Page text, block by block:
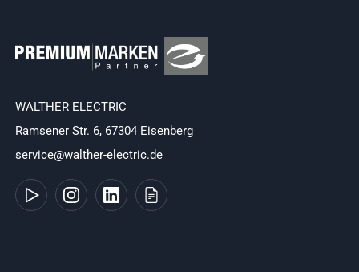
WALTHER ELECTRIC
Ramsener Str. 6, 67304 Eisenberg
service@walther-electric.de